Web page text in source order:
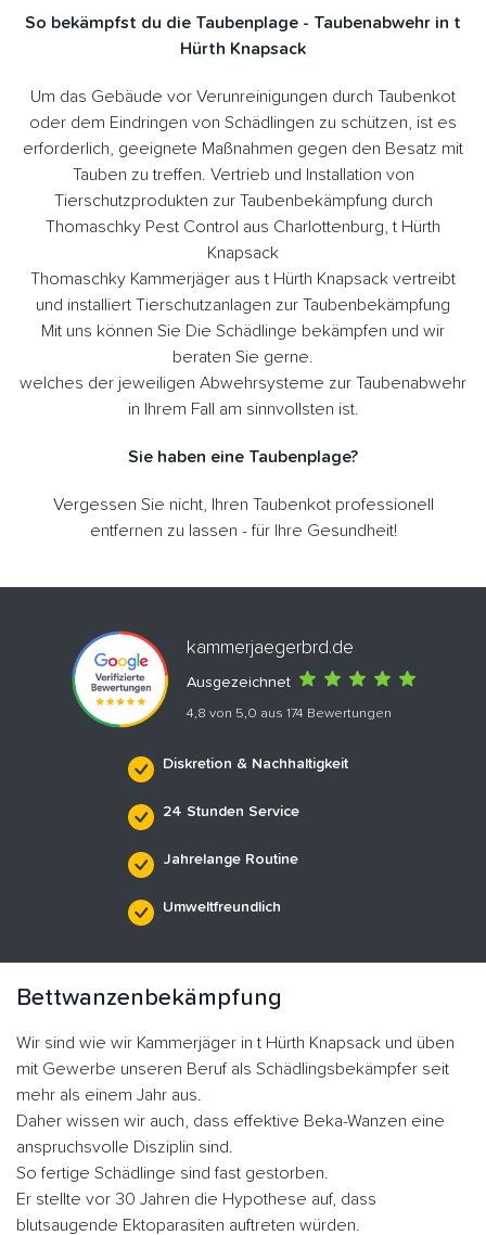
So bekämpfst du die Taubenplage - Taubenabwehr in t
Hürth Knapsack
Um das Gebäude vor Verunreinigungen durch Taubenkot
oder dem Eindringen von Schädlingen zu schützen, ist es
erforderlich, geeignete Maßnahmen gegen den Besatz mit
Tauben zu treffen. Vertrieb und Installation von
Tierschutzprodukten zur Taubenbekämpfung durch
Thomaschky Pest Control aus Charlottenburg, t Hürth
Knapsack
Thomaschky Kammerjäger aus t Hürth Knapsack vertreibt
und installiert Tierschutzanlagen zur Taubenbekämpfung
Mit uns können Sie Die Schädlinge bekämpfen und wir
beraten Sie gerne.
welches der jeweiligen Abwehrsysteme zur Taubenabwehr
in Ihrem Fall am sinnvollsten ist.
Sie haben eine Taubenplage?
Vergessen Sie nicht, Ihren Taubenkot professionell
entfernen zu lassen - für Ihre Gesundheit!
kammerjaegerbrd.de
Ausgezeichnet
4,8 von 5,0 aus 174 Bewertungen
Diskretion & Nachhaltigkeit
24 Stunden Service
Jahrelange Routine
Umweltfreundlich
Bettwanzenbekämpfung
Wir sind wie wir Kammerjäger in t Hürth Knapsack und üben
mit Gewerbe unseren Beruf als Schädlingsbekämpfer seit
mehr als einem Jahr aus.
Daher wissen wir auch, dass effektive Beka-Wanzen eine
anspruchsvolle Disziplin sind.
So fertige Schädlinge sind fast gestorben.
Er stellte vor 30 Jahren die Hypothese auf, dass
blutsaugende Ektoparasiten auftreten würden.